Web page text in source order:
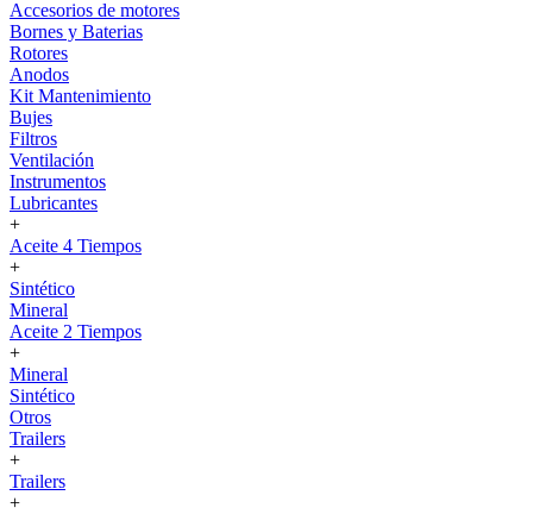
Accesorios de motores
Bornes y Baterias
Rotores
Anodos
Kit Mantenimiento
Bujes
Filtros
Ventilación
Instrumentos
Lubricantes
+
Aceite 4 Tiempos
+
Sintético
Mineral
Aceite 2 Tiempos
+
Mineral
Sintético
Otros
Trailers
+
Trailers
+